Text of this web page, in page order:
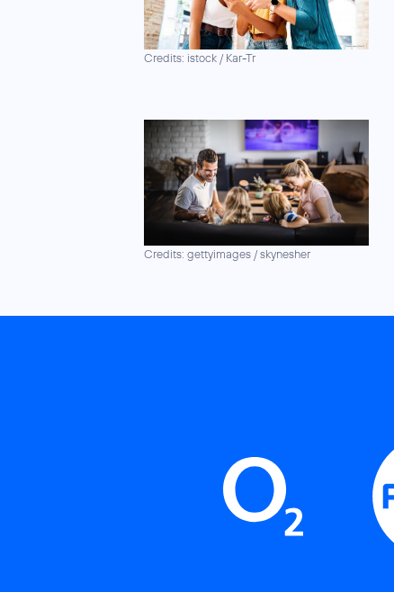
Credits: istock / Kar-Tr
Credits: gettyimages / skynesher